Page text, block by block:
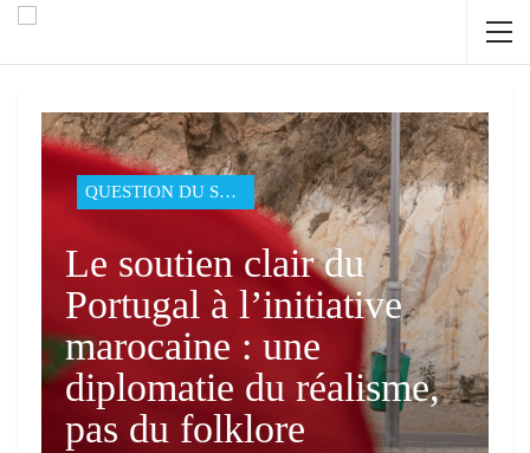
QUESTION DU SAHARA
Le soutien clair du
Portugal à l’initiative
marocaine : une
diplomatie du réalisme,
pas du folklore